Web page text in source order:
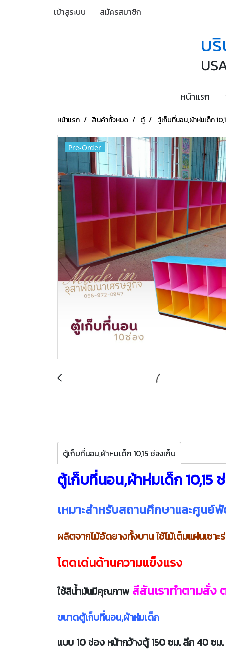
เข้าสู่ระบบ สมัครสมาชิก
หน้าแรก
หน้าแรก สินค้าทั้งหมด ตู้ ตู้เก็บที่นอน,ผ้าห่มเด็ก
Pre-Order
ตู้เก็บที่นอน,ผ้าห่มเด็ก 10,15 ช่องเก็บ
ตู้เก็บที่นอน,ผ้าห่มเด็ก 10,15
เหมาะสำหรับสถานศึกษาและศูนย์
ผลิตจากไม้อัดยางทั้งบาน ใช้ไม้เต็มแผ่นเซา
โดดเด่นด้านความแข็งแรง
ใช้สีน้ำมันมีคุณภาพ สีสันเราทำตามสั่
ขนาดตู้เก็บที่นอน,ผ้าห่มเด็ก
แบบ 10 ช่อง หน้ากว้างตู้ 150 ซม. ลึก 40 ซม